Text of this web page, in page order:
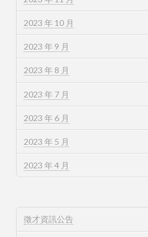
2023 年 10 月
2023 年 9 月
2023 年 8 月
2023 年 7 月
2023 年 6 月
2023 年 5 月
2023 年 4 月
徵才資訊公告